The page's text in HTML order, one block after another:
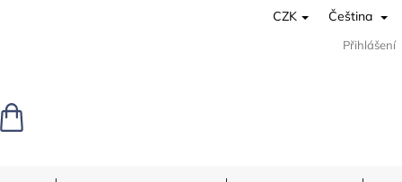
CZK Čeština
Přihlášení
NÁKUPNÍ
KOŠÍK